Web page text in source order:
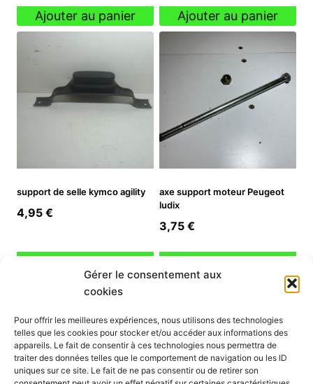
Gérer le consentement aux
cookies
Pour offrir les meilleures expériences, nous utilisons des technologies
telles que les cookies pour stocker et/ou accéder aux informations des
appareils. Le fait de consentir à ces technologies nous permettra de
traiter des données telles que le comportement de navigation ou les ID
uniques sur ce site. Le fait de ne pas consentir ou de retirer son
Ajouter au panier Ajouter au panier
support de selle kymco agility
4,95 €
axe support moteur Peugeot
ludix
3,75 €
INFORMATION
Mon compte
Nous contacter
Mode paiement